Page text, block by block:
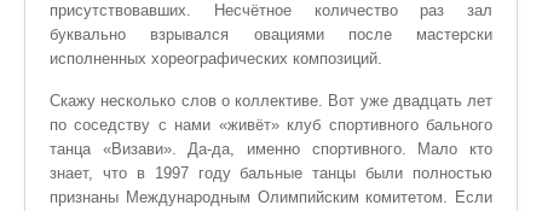
присутствовавших. Несчётное количество раз зал
буквально взрывался овациями после мастерски
исполненных хореографических композиций.
Скажу несколько слов о коллективе. Вот уже двадцать лет
по соседству с нами «живёт» клуб спортивного бального
танца «Визави». Да-да, именно спортивного. Мало кто
знает, что в 1997 году бальные танцы были полностью
признаны Международным Олимпийским комитетом. Если